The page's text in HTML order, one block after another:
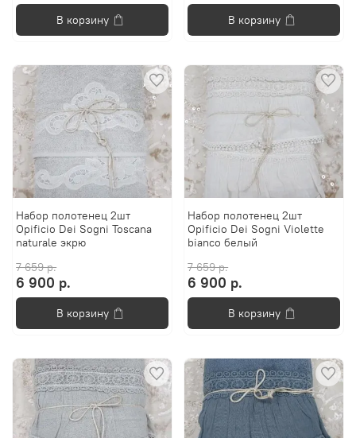
В корзину В корзину
Набор полотенец 2шт
Opificio Dei Sogni Toscana
naturale экрю
7 659 р.
6 900 р.
В корзину
Набор полотенец 2шт
Opificio Dei Sogni Violette
bianco белый
7 659 р.
6 900 р.
В корзину